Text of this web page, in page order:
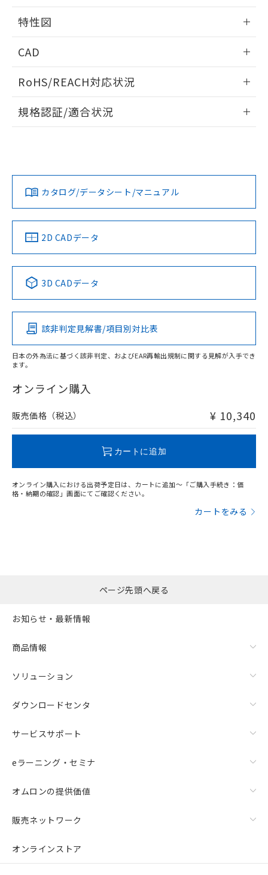
タイムチャート
相互干渉
A: 160mm以上、B: 120mm以上
周囲金属の影響
以上、n: 80mm以上
特性図
検出物体の大きさと材質による影響
検出領域
CAD
ドすることができます。
ログイン/会員登録
ダウンロードデータをご利用いただく前に、以下を必ずお読
みください。
ソフトウェアの使用条件
RoHS/REACH対応状況
EU RoHS 注意事項・凡例
対応済み
中国 RoHS 注意事項・凡例
Pb Hg Cd Cr(VI)
O
在庫等で未対応品が混在する可能性があります。
問い合わせください。
規格認証/適合状況
LR型式承認
（イギリス
船舶規格）
DNV型式承認
（ノルウェー
BV型式承認
（フランス
KR型式
（韓国
No No No No
この製品の規格認証/適合状況ページへ
その他の認証はこちらのページからご検索ください
カタログ/データシート/マニュアル
2D CADデータ
3D CADデータ
該非判定見解書/項目別対比表
日本の外為法に基づく該非判定、およびEAR再輸出規制に関する見解が入手でき
ます。
オンライン購入
販売価格（税込） ¥ 10,340
カートに追加
オンライン購入における出荷予定日は、カートに追加～「ご購入手続き：価
格・納期の確認」画面にてご確認ください。
カートをみる
す。
ページ先頭へ戻る
お知らせ・最新情報
商品情報
ソリューション
ダウンロードセンタ
サービスサポート
eラーニング・セミナ
オムロンの提供価値
販売ネットワーク
オンラインストア